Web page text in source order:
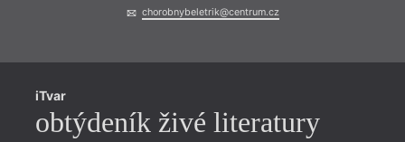
chorobnybeletrik@centrum.cz
iTvar
obtýdeník živé literatury